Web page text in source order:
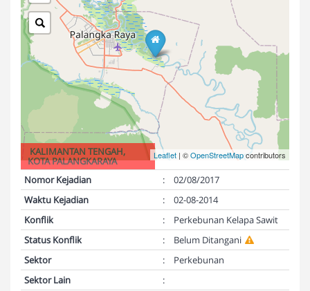
Leaflet | ©OpenStreetMapcontributors
KALIMANTAN TENGAH,
KOTA PALANGKARAYA
Nomor Kejadian
:
02/08/2017
Waktu Kejadian
:
02-08-2014
Konflik
:
Perkebunan Kelapa Sawit
Status Konflik
:
Belum Ditangani
Sektor
:
Perkebunan
Sektor Lain
: